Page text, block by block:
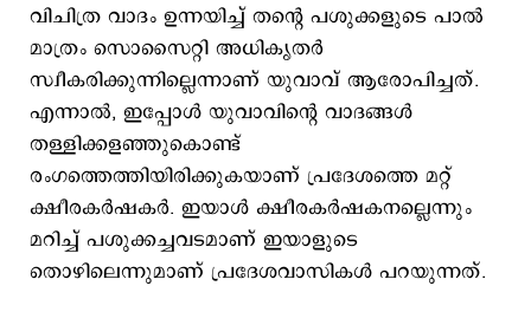
വിചിത്ര വാദം ഉന്നയിച്ച് തന്റെ പശുക്കളുടെ പാൽ
മാത്രം സൊസൈറ്റി അധികൃതർ
സ്വീകരിക്കുന്നില്ലെന്നാണ് യുവാവ് ആരോപിച്ചത്.
എന്നാൽ, ഇപ്പോൾ യുവാവിന്റെ വാദങ്ങൾ
തള്ളിക്കള‌ഞ്ഞുകൊണ്ട്
രംഗത്തെത്തിയിരിക്കുകയാണ് പ്രദേശത്തെ മറ്റ്
ക്ഷീരകർഷകർ. ഇയാൾ ക്ഷീരകർഷകനല്ലെന്നും
മറിച്ച് പശുക്കച്ചവടമാണ് ഇയാളുടെ
തൊഴിലെന്നുമാണ് പ്രദേശവാസികൾ പറയുന്നത്.